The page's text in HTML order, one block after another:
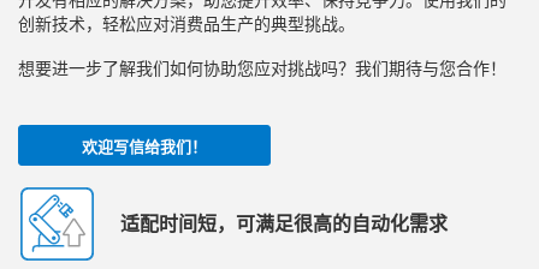
创新技术，轻松应对消费品生产的典型挑战。
想要进一步了解我们如何协助您应对挑战吗？我们期待与您合作！
欢迎写信给我们！
适配时间短，可满足很高的自动化需求